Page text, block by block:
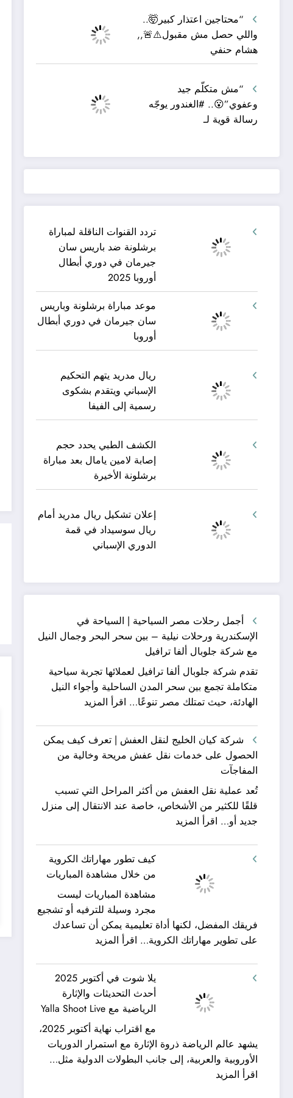
“محتاجين اعتذار كبير🤯..
واللي حصل مش مقبول⚠️🚨,,
هشام حنفي
“مش متكلّم جيد
وعفوي”😮.. #الغندور يوجّه
رسالة قوية لـ
تردد القنوات الناقلة لمباراة
برشلونة ضد باريس سان
جيرمان في دوري أبطال
أوروبا 2025
موعد مباراة برشلونة وباريس
سان جيرمان في دوري أبطال
أوروبا
ريال مدريد يتهم التحكيم
الإسباني ويتقدم بشكوى
رسمية إلى الفيفا
الكشف الطبي يحدد حجم
إصابة لامين يامال بعد مباراة
برشلونة الأخيرة
إعلان تشكيل ريال مدريد أمام
ريال سوسيداد في قمة
الدوري الإسباني
أجمل رحلات مصر السياحية | السياحة في
الإسكندرية ورحلات نيلية – بين سحر البحر وجمال النيل
مع شركة جلوبال ألفا ترافيل
تقدم شركة جلوبال ألفا ترافيل لعملائها تجربة سياحية
متكاملة تجمع بين سحر المدن الساحلية وأجواء النيل
الهادئة، حيث تمتلك مصر تنوعًا… اقرأ المزيد
مصر
السياحية
السياحة
في
نيلية
–
سحر
البحر
وجمال
مع
شركة
جلوبال
ألفا
ترافيل
شركة كيان الخليج لنقل العفش | تعرف كيف يمكن
الحصول على خدمات نقل عفش مريحة وخالية من
المفاجآت
تُعد عملية نقل العفش من أكثر المراحل التي تسبب
قلقًا للكثير من الأشخاص، خاصة عند الانتقال إلى منزل
جديد أو… اقرأ المزيد
الخليج
العفش
تعرف
كيف
الحصول
خدمات
عفش
مريحة
وخالية
كيف تطور مهاراتك الكروية
من خلال مشاهدة المباريات
مشاهدة المباريات ليست
مجرد وسيلة للترفيه أو تشجيع
فريقك المفضل، لكنها أداة تعليمية يمكن أن تساعدك
على تطوير مهاراتك الكروية… اقرأ المزيد
مهاراتك
الكروية
من
خلال
مشاهدة
المباريات
يلا شوت في أكتوبر 2025
أحدث التحديثات والإثارة
الرياضية مع Yalla Shoot Live
مع اقتراب نهاية أكتوبر 2025،
يشهد عالم الرياضة ذروة الإثارة مع استمرار الدوريات
الأوروبية والعربية، إلى جانب البطولات الدولية مثل…
اقرأ المزيد